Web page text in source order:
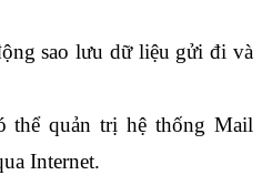
sao lưu dữ liệu gửi đi và
thể quản trị hệ thống Mail
Internet.